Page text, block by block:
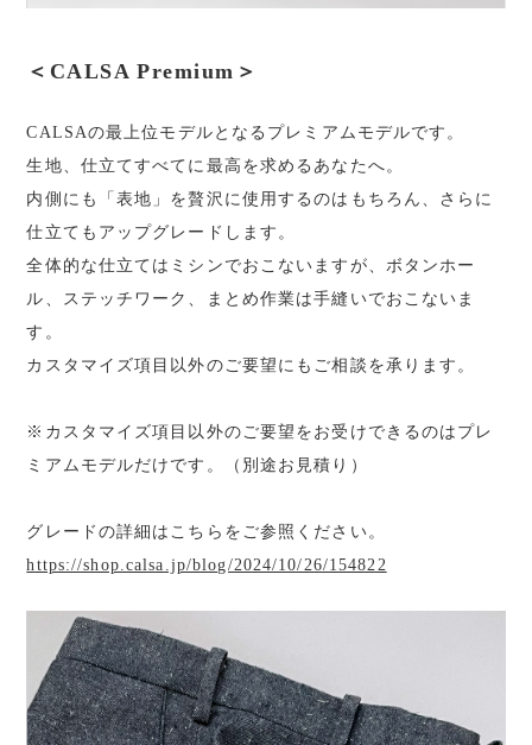
＜CALSA Premium＞
CALSAの最上位モデルとなるプレミアムモデルです。
生地、仕立てすべてに最高を求めるあなたへ。
内側にも「表地」を贅沢に使用するのはもちろん、さらに
仕立てもアップグレードします。
全体的な仕立てはミシンでおこないますが、ボタンホー
ル、ステッチワーク、まとめ作業は手縫いでおこないま
す。
カスタマイズ項目以外のご要望にもご相談を承ります。
※カスタマイズ項目以外のご要望をお受けできるのはプレ
ミアムモデルだけです。（別途お見積り）
グレードの詳細はこちらをご参照ください。
https://shop.calsa.jp/blog/2024/10/26/154822